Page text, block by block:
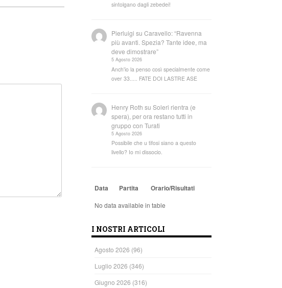
sintolgano dagli zebedei!
Pierluigi suCaravello: “Ravenna
più avanti. Spezia? Tante idee, ma
deve dimostrare”
5 Agosto 2026
Anch'io la penso così specialmente come
over 33..... FATE DOI LASTRE ASE
Henry Roth suSoleri rientra (e
spera), per ora restano tutti in
gruppo con Turati
5 Agosto 2026
Possibile che u tifosi siano a questo
livello? Io mi dissocio.
Data Partita Orario/Risultati
No data available in table
I NOSTRI ARTICOLI
Agosto 2026 (96)
Luglio 2026 (346)
Giugno 2026 (316)